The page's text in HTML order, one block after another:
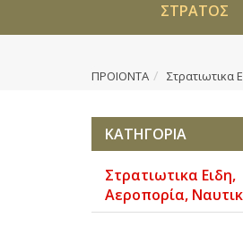
ΣΤΡΑΤΟΣ
ΠΡΟΙΟΝΤΑ Στρατιωτικα
ΚΑΤΗΓΟΡΙΑ
Στρατιωτικα Ειδη,
Αεροπορία,